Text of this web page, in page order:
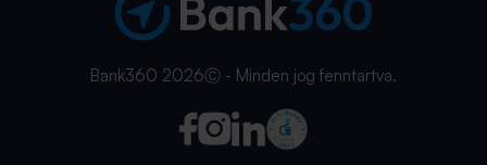
Bank360 2026Ⓒ - Minden jog fenntartva.